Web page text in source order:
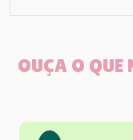
OUÇA O QUE